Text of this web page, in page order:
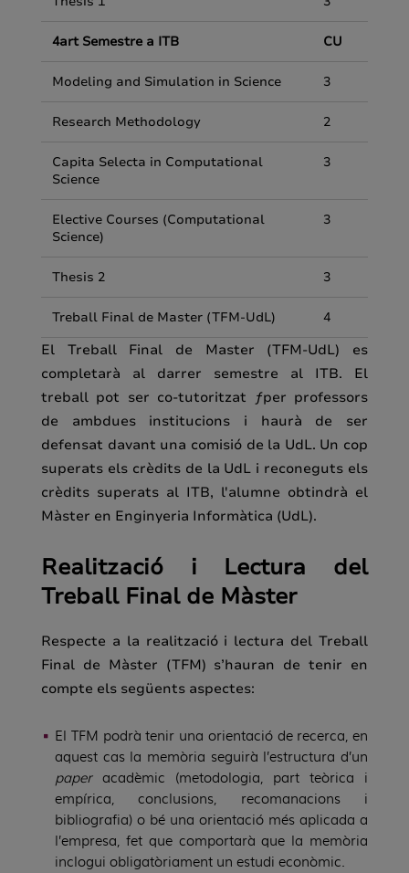
4art Semestre a ITB CU
Modeling and Simulation in Science 3
Research Methodology 2
Capita Selecta in Computational
Science
3
Elective Courses (Computational
Science)
3
Thesis 2 3
Treball Final de Master (TFM-UdL) 4
El Treball Final de Master (TFM-UdL) es
completarà al darrer semestre al ITB. El
treball pot ser co-tutoritzat ƒper professors
de ambdues institucions i haurà de ser
defensat davant una comisió de la UdL. Un cop
superats els crèdits de la UdL i reconeguts els
crèdits superats al ITB, l'alumne obtindrà el
Màster en Enginyeria Informàtica (UdL).
Realització i Lectura del
Treball Final de Màster
Respecte a la realització i lectura del Treball
Final de Màster (TFM) s’hauran de tenir en
compte els següents aspectes:
El TFM podrà tenir una orientació de recerca, en
aquest cas la memòria seguirà l’estructura d’un
paperacadèmic (metodologia, part teòrica i
empírica, conclusions, recomanacions i
bibliografia) o bé una orientació més aplicada a
l’empresa, fet que comportarà que la memòria
inclogui obligatòriament un estudi econòmic.